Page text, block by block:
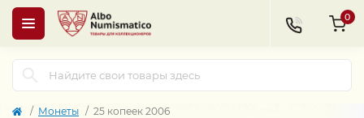
0
Монеты 25 копеек 2006